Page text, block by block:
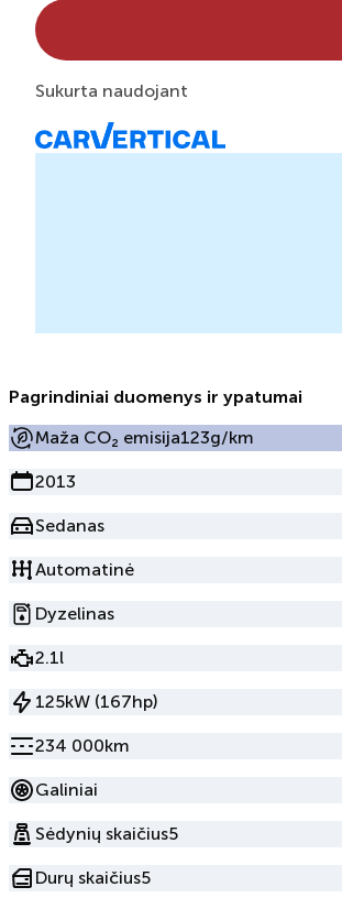
Sukurta naudojant
Pagrindiniai duomenys ir ypatumai
Maža CO₂ emisija123g/km
2013
Sedanas
Automatinė
Dyzelinas
2.1l
125kW (167hp)
234 000km
Galiniai
Sėdynių skaičius5
Durų skaičius5